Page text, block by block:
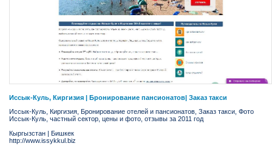
Иссык-Куль, Киргизия | Бронирование пансионатов| Заказ такси
Иссык-Куль, Киргизия, Бронирование отелей и пансионатов, Заказ такси, Фото
Иссык-Куль, частный сектор, цены и фото, отзывы за 2011 год
Кыргызстан | Бишкек
http://www.issykkul.biz